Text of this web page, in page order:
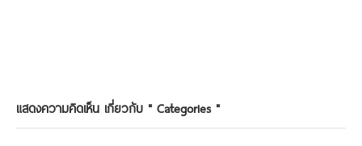
แสดงความคิดเห็น เกี่ยวกับ " Categories"